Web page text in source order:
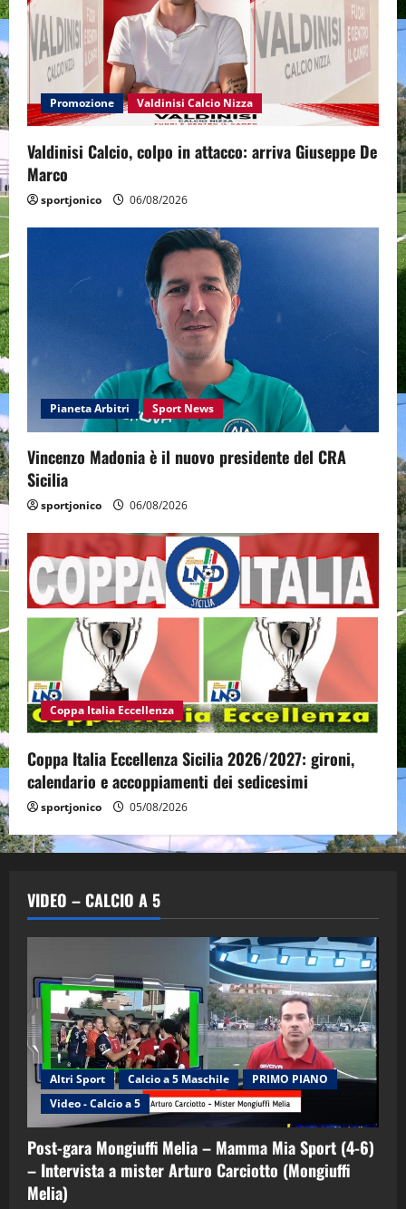
Promozione Valdinisi Calcio Nizza
Valdinisi Calcio, colpo in attacco: arriva Giuseppe De
Marco
sportjonico 06/08/2026
Pianeta Arbitri Sport News
Vincenzo Madonia è il nuovo presidente del CRA
Sicilia
sportjonico 06/08/2026
Coppa Italia Eccellenza
Coppa Italia Eccellenza Sicilia 2026/2027: gironi,
calendario e accoppiamenti dei sedicesimi
sportjonico 05/08/2026
VIDEO – CALCIO A 5
Altri Sport Calcio a 5 Maschile
PRIMO PIANO
Video - Calcio a 5
Post-gara Mongiuffi Melia – Mamma Mia Sport (4-6)
– Intervista a mister Arturo Carciotto (Mongiuffi
Melia)